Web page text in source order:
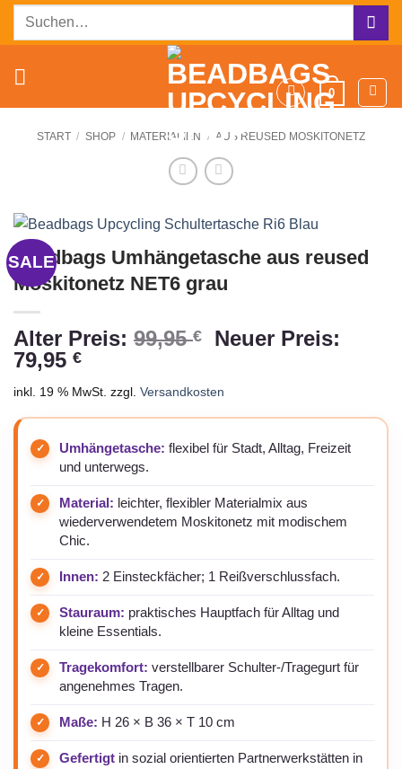
ZumSuchen
0
START / SHOP / MATERIALIEN / AUS REUSED MOSKITONETZ
SALE
Beadbags Umhängetasche aus reused
Moskitonetz NET6 grau
Alter Preis: 99,95€
Ursprünglicher
99,95 €
Neuer Preis:
79,95 €Aktueller
Preis
ist:
79,95 €.
inkl. 19 % MwSt. zzgl. Versandkosten
Umhängetasche: flexibel für Stadt, Alltag, Freizeit
und unterwegs.
Material: leichter, flexibler Materialmix aus
wiederverwendetem Moskitonetz mit modischem
Chic.
Innen: 2 Einsteckfächer; 1 Reißverschlussfach.
Stauraum: praktisches Hauptfach für Alltag und
kleine Essentials.
Tragekomfort: verstellbarer Schulter-/Tragegurt für
angenehmes Tragen.
Maße: H 26 × B 36 × T 10 cm
Gefertigt in sozial orientierten Partnerwerkstätten in